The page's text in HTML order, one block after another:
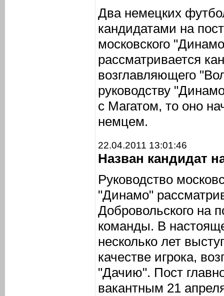
Два немецких
кандидатами на
московского
рассматривается
возглавляющего
руководству
с Магатом, то оно
немцем.
22.04.2011 13:01:46
Назван кандидат
Руководство
"Динамо"
Добровольского на
команды. В
несколько лет
качестве игрока,
"Дачию". Пост
вакантным 21